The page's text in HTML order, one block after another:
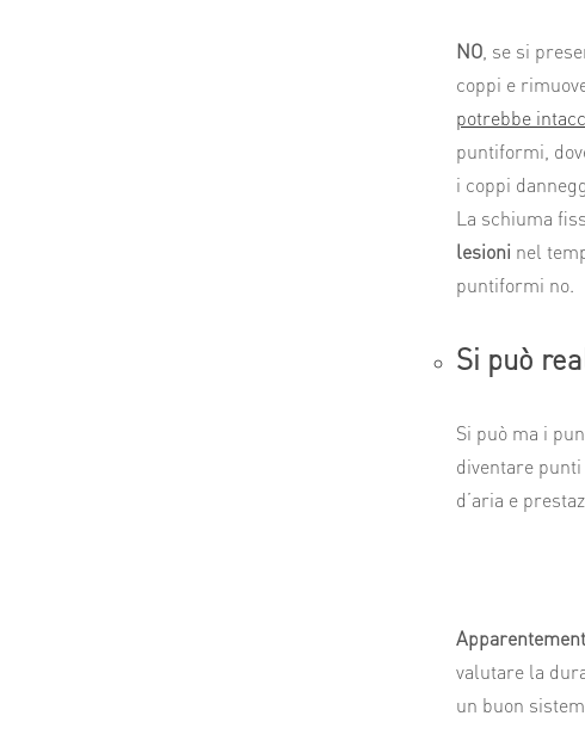
NO , se si
coppi e
potrebbe
puntiformi,
i coppi
La schiuma
lesioni nel
puntiformi no.
Si può
Si può ma i
diventare
d’aria e
valutare la
un buon